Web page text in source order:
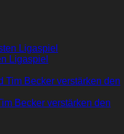
Ligaspiel
Becker verstärken den